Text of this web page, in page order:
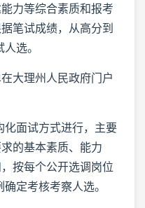
力等综合素质和报考
笔试成绩，从高分到
选。
大理州人民政府门户
面试方式进行，主要
的基本素质、能力
按每个公开选调岗位
定考核考察人选。